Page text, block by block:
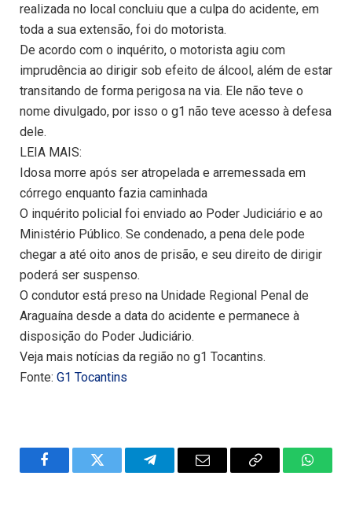
realizada no local concluiu que a culpa do acidente, em
toda a sua extensão, foi do motorista.
De acordo com o inquérito, o motorista agiu com
imprudência ao dirigir sob efeito de álcool, além de estar
transitando de forma perigosa na via. Ele não teve o
nome divulgado, por isso o g1 não teve acesso à defesa
dele.
LEIA MAIS:
Idosa morre após ser atropelada e arremessada em
córrego enquanto fazia caminhada
O inquérito policial foi enviado ao Poder Judiciário e ao
Ministério Público. Se condenado, a pena dele pode
chegar a até oito anos de prisão, e seu direito de dirigir
poderá ser suspenso.
O condutor está preso na Unidade Regional Penal de
Araguaína desde a data do acidente e permanece à
disposição do Poder Judiciário.
Veja mais notícias da região no g1 Tocantins.
Fonte: G1 Tocantins
FacebookTwitter TelegramEmail
Copy